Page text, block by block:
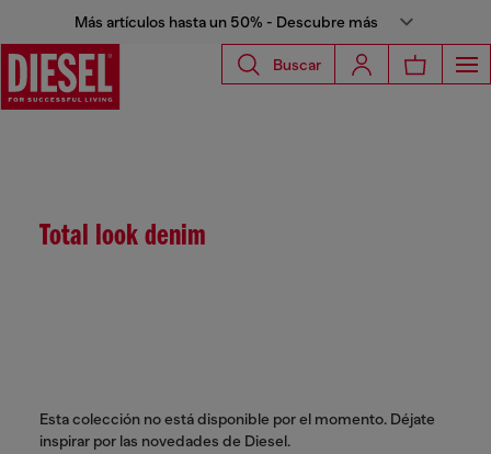
Más artículos hasta un 50% - Descubre más
Buscar
Total look denim
Esta colección no está disponible por el momento. Déjate
inspirar por las novedades de Diesel.